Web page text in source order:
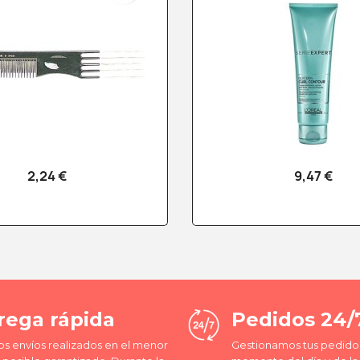
Vista rápida
2,24 € Vista rápida
9,47 €
rápida
envíos realizados en el menor
Pedidos 24/
Gestionamos tus